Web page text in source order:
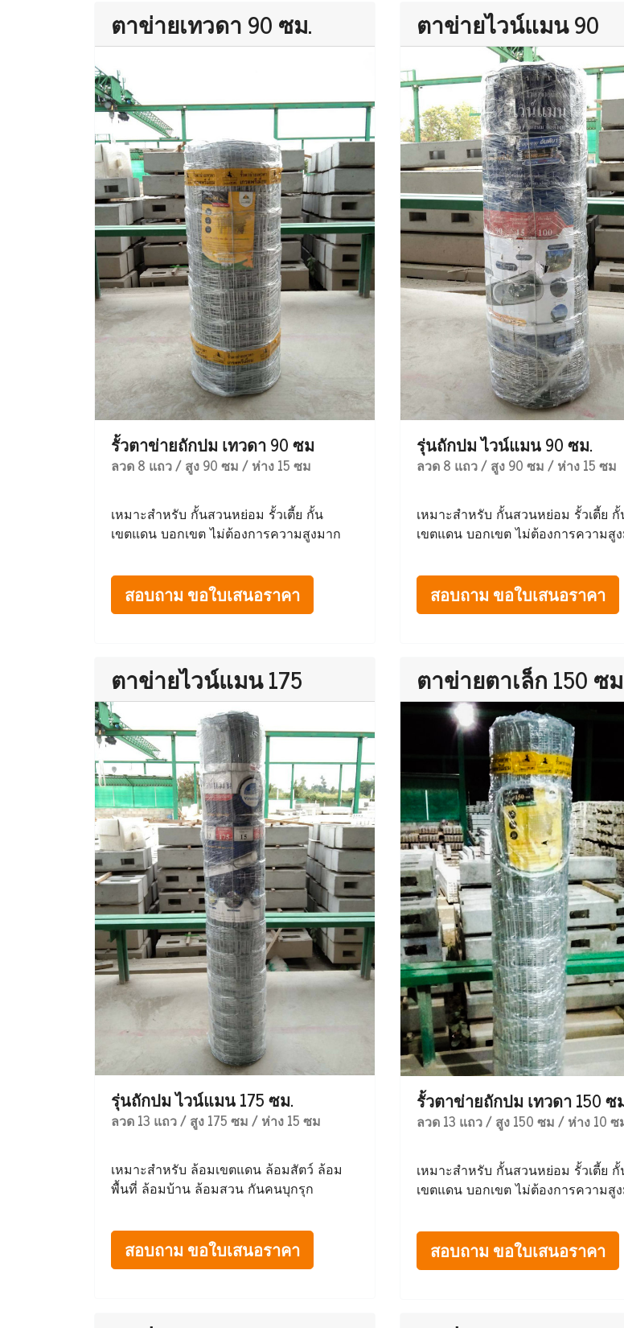
ตาข่ายเทวดา 90 ซม.
รั้วตาข่ายถักปม เทวดา 90 ซม
ลวด 8 แถว / สูง 90 ซม / ห่าง 15 ซม
เหมาะสำหรับ กั้นสวนหย่อม รั้วเตี้ย กั้น
เขตแดน บอกเขต ไม่ต้องการความสูงมาก
สอบถาม ขอใบเสนอราคา
ตาข่ายไวน์แมน 90
รุ่นถักปม ไวน์แมน 90 ซม.
ลวด 8 แถว / สูง 90 ซม / ห่าง 15 ซม
เหมาะสำหรับ กั้นสวนหย่อม รั้วเตี้ย กั้
เขตแดน บอกเขต ไม่ต้องการความสู
สอบถาม ขอใบเสนอราคา
ตาข่ายไวน์แมน 175
รุ่นถักปม ไวน์แมน 175 ซม.
ลวด 13 แถว / สูง 175 ซม / ห่าง 15 ซม
เหมาะสำหรับ ล้อมเขตแดน ล้อมสัตว์ ล้อม
พื้นที่ ล้อมบ้าน ล้อมสวน กันคนบุกรุก
สอบถาม ขอใบเสนอราคา
ตาข่ายตาเล็ก 150 ซ
รั้วตาข่ายถักปม เทวดา 150 ซ
ลวด 13 แถว / สูง 150 ซม / ห่าง 10 ซ
เหมาะสำหรับ กั้นสวนหย่อม รั้วเตี้ย กั้
เขตแดน บอกเขต ไม่ต้องการความสู
สอบถาม ขอใบเสนอราคา